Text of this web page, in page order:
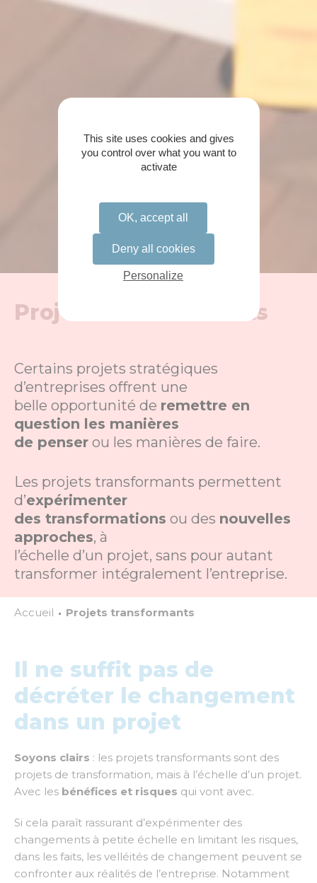
Projets transformants
Certains projets stratégiques
d’entreprises offrent une
belle opportunité de remettre en
question les manières
de penser ou les manières de faire.
Les projets transformants permettent
d’expérimenter
des transformations ou des nouvelles
approches, à
l’échelle d’un projet, sans pour autant
transformer intégralement l’entreprise.
Accueil Projets transformants
Il ne suffit pas de
décréter le changement
dans un projet
Soyons clairs : les projets transformants sont des
projets de transformation, mais à l’échelle d’un projet.
Avec les bénéfices et risques qui vont avec.
Si cela paraît rassurant d’expérimenter des
changements à petite échelle en limitant les risques,
dans les faits, les velléités de changement peuvent se
confronter aux réalités de l’entreprise. Notamment
This site uses cookies and gives
you control over what you want to
activate
OK, accept all
Deny all cookies
Personalize